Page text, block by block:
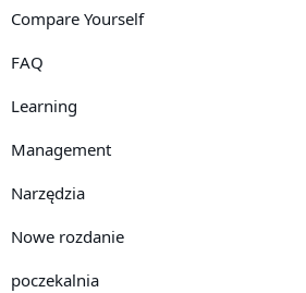
Compare Yourself
FAQ
Learning
Management
Narzędzia
Nowe rozdanie
poczekalnia